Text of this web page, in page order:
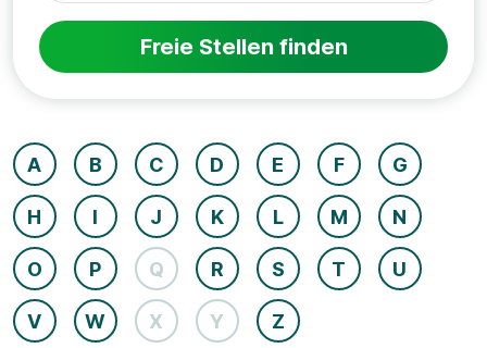
Freie Stellen finden
A B C D E F G
H I J K L M N
O P Q R S T U
V W X Y Z